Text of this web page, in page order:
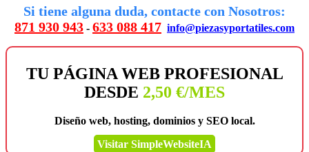
Si tiene alguna duda, contacte con Nosotros:
871 930 943 - 633 088 417 info@piezasyportatiles.com
TU PÁGINA WEB PROFESIONAL
DESDE 2,50 €/MES
Diseño web, hosting, dominios y SEO local.
Visitar SimpleWebsiteIA